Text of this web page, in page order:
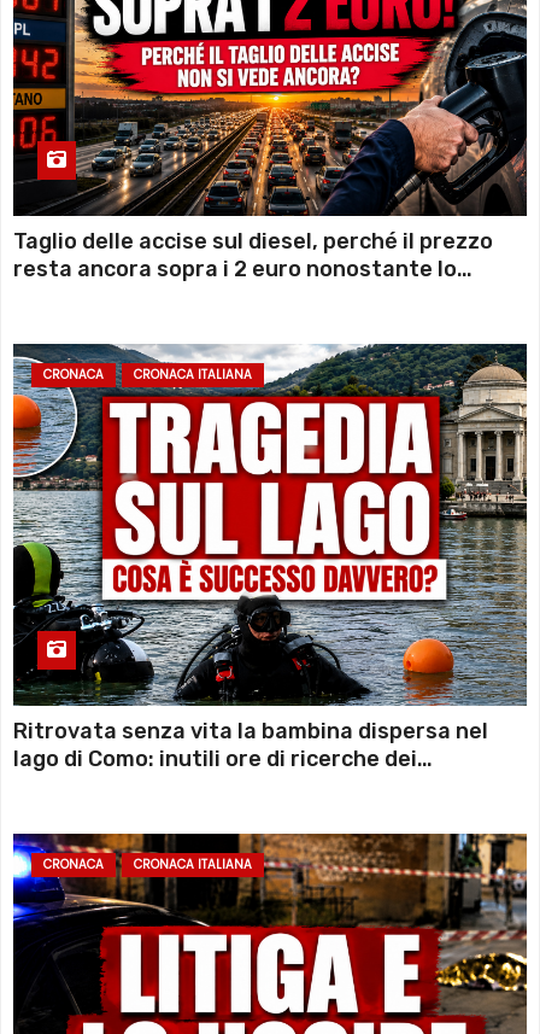
Taglio delle accise sul diesel, perché il prezzo
resta ancora sopra i 2 euro nonostante lo
CRONACA CRONACA ITALIANA
Ritrovata senza vita la bambina dispersa nel
lago di Como: inutili ore di ricerche dei
CRONACA CRONACA ITALIANA